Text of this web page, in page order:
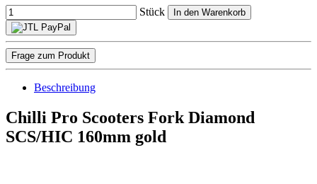
Stück In den Warenkorb
Frage zum Produkt
Beschreibung
Chilli Pro Scooters Fork Diamond
SCS/HIC 160mm gold